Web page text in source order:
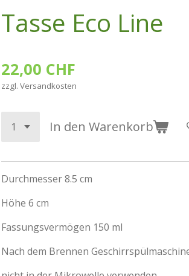
Tasse Eco Line
22,00 CHF
zzgl. Versandkosten
In den Warenkorb
Durchmesser 8.5 cm
Höhe 6 cm
Fassungsvermögen 150 ml
Nach dem Brennen